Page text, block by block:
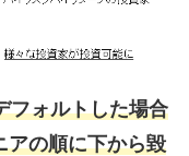
フォルトした場合
の順に下から毀